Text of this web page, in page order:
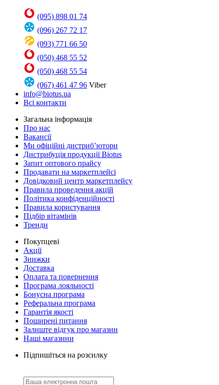
(095) 898 01 74
(096) 267 72 17
(093) 771 66 50
(050) 468 55 52
(050) 468 55 54
(067) 461 47 96 Viber
info@biotus.ua
Всі контакти
Загальна інформація
Про нас
Вакансії
Ми офіційні дистриб’ютори
Дистрибуція продукції Biotus
Запит оптового прайсу
Продавати на маркетплейсі
Довідковий центр маркетплейсу
Правила проведення акцій
Політика конфіденційності
Правила користування
Підбір вітамінів
Тренди
Покупцеві
Акції
Знижки
Доставка
Оплата та повернення
Програма лояльності
Бонусна програма
Реферальна програма
Гарантія якості
Поширені питання
Залиште відгук про магазин
Наші магазини
Підпишіться на розсилку